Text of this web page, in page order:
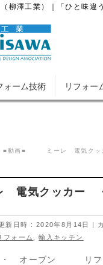
柳澤工業）｜「ひと味違
ォーム技術 リフォー
■動画■ ミーレ 電気クッ
気クッカー
新日時 : 2020年8月14日
フォーム ,輸入キッチン
・ オーブン リフォ